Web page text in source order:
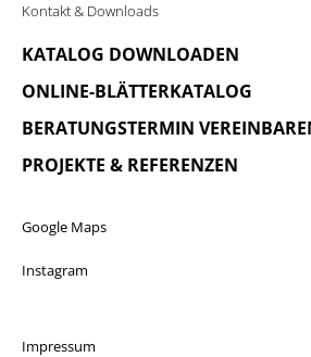
Kontakt & Downloads
KATALOG DOWNLOADEN
ONLINE-BLÄTTERKATALOG
BERATUNGSTERMIN
PROJEKTE & REFERENZEN
Google Maps
Instagram
Impressum